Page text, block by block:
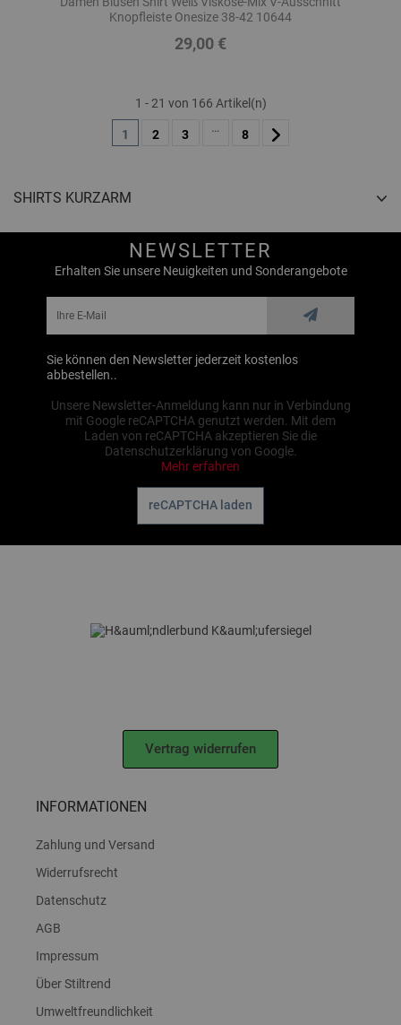
Knopfleiste Onesize 38-42 10644
Preis
29,00 €
1 - 21 von 166 Artikel(n)
1 2 3 … 8
SHIRTS KURZARM
NEWSLETTER
Erhalten Sie unsere Neuigkeiten und Sonderangebote
Sie können den Newsletter jederzeit kostenlos
abbestellen..
Unsere Newsletter-Anmeldung kann nur in Verbindung
mit Google reCAPTCHA genutzt werden. Mit dem
Laden von reCAPTCHA akzeptieren Sie die
Datenschutzerklärung von Google.
Mehr erfahren
reCAPTCHA laden
Vertrag widerrufen
INFORMATIONEN
Zahlung und Versand
Widerrufsrecht
Datenschutz
AGB
Impressum
Über Stiltrend
Umweltfreundlichkeit